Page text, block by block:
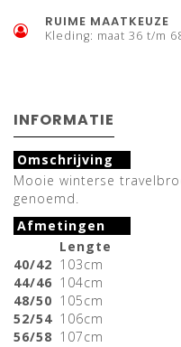
RUIME MAATKEUZE
Kleding: maat 36 t/m
INFORMATIE
Omschrijving
Mooie winterse
genoemd.
Afmetingen
Lengte
40/42 103cm
44/46 104cm
48/50 105cm
52/54 106cm
56/58 107cm